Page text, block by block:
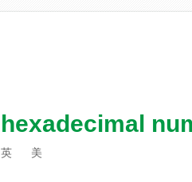
hexadecimal
英 美